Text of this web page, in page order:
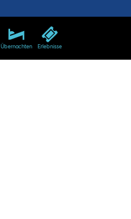
Übernachten Erlebnisse